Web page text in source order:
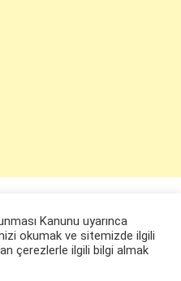
Kanunu uyarınca
okumak ve sitemizde ilgili
çerezlerle ilgili bilgi almak